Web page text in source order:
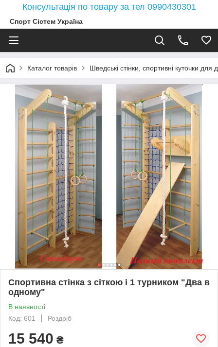
Консультація по товару за тел 0990430301
Спорт Сістем Україна
Каталог товарів Шведські стінки, спортивні куточки для
Спортивна стінка з сіткою і 1 турником "Два в
одному"
В наявності
Код: 601
Роздріб
15 540 ₴